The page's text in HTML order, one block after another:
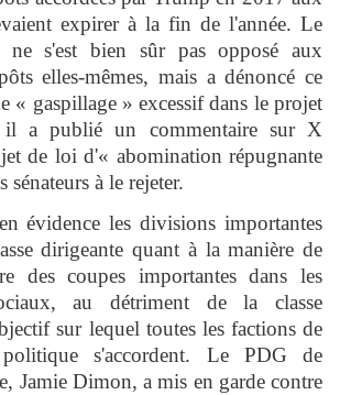
expirer à la fin de l'année. Le
ne s'est bien sûr pas opposé aux
elles-mêmes, mais a dénoncé ce
« gaspillage » excessif dans le projet
a publié un commentaire sur X
de loi d'« abomination répugnante
sénateurs à le rejeter.
évidence les divisions importantes
dirigeante quant à la manière de
des coupes importantes dans les
au détriment de la classe
sur lequel toutes les factions de
s'accordent. Le PDG de
Jamie Dimon, a mis en garde contre